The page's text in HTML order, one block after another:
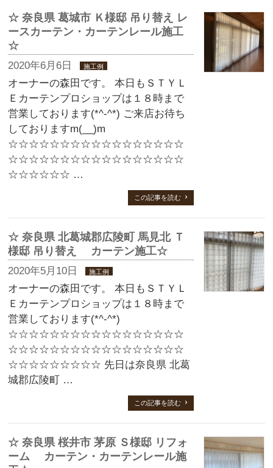
☆ 奈良県 葛城市 Ｋ様邸 吊り替え レ
ースカーテン・カーテンレール施工
☆
2020年6月6日 施工例
オーナーの森田です。 本日もＳＴＹＬ
Ｅカーテンプロショップは１８時まで
営業しております(*^-^*) ご来店お待ち
しておりますm(__)m
☆☆☆☆☆☆☆☆☆☆☆☆☆☆☆☆☆
☆☆☆☆☆☆☆☆☆☆☆☆☆☆☆☆☆
☆☆☆☆☆☆ …
この記事を読む
☆ 奈良県 北葛城郡広陵町 馬見北 Ｔ
様邸 吊り替え カーテン施工☆
2020年5月10日 施工例
オーナーの森田です。 本日もＳＴＹＬ
Ｅカーテンプロショップは１８時まで
営業しております(*^-^*)
☆☆☆☆☆☆☆☆☆☆☆☆☆☆☆☆☆
☆☆☆☆☆☆☆☆☆☆☆☆☆☆☆☆☆
☆☆☆☆☆☆☆☆☆ 先日は奈良県 北葛
城郡広陵町 …
この記事を読む
☆ 奈良県 桜井市 茅原 Ｓ様邸 リフォ
ーム カーテン・カーテンレール施